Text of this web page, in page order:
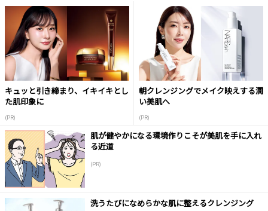
キュッと引き締まり、イキイキとし
た肌印象に
(PR)
朝クレンジングでメイク映えする潤
い美肌へ
(PR)
肌が健やかになる環境作りこそが美肌を手に入れ
る近道
(PR)
洗うたびになめらかな肌に整えるクレンジング